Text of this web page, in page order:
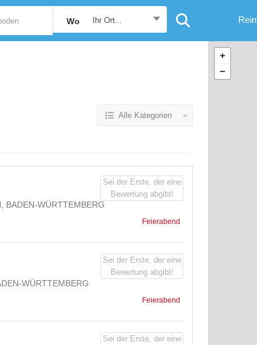
Wo Ihr Ort...
Alle Kategorien
BADEN-WÜRTTEMBERG
Feierabend
Sei der Erste, der eine
Bewertung abgibt!
WÜRTTEMBERG
Feierabend
Sei der Erste, der eine
Bewertung abgibt!
Sei der Erste, der eine